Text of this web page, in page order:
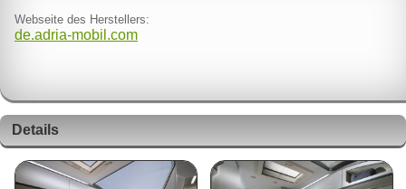
Webseite des Herstellers:
de.adria-mobil.com
Details